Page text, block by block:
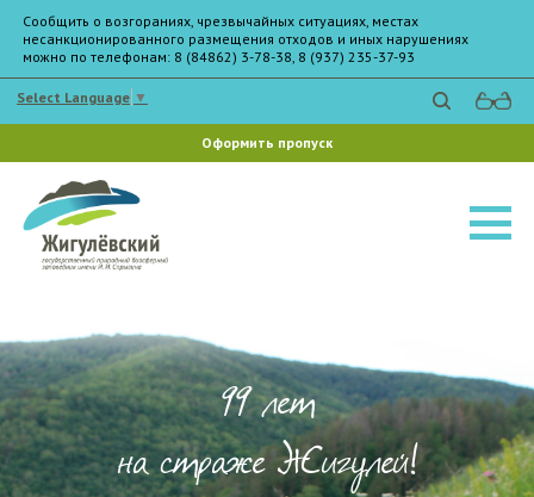
Сообщить о возгораниях, чрезвычайных ситуациях, местах
несанкционированного размещения отходов и иных нарушениях
можно по телефонам: 8 (84862) 3-78-38, 8 (937) 235-37-93
Select Language ▼
Оформить пропуск
99 лет
на страже Жигулей!